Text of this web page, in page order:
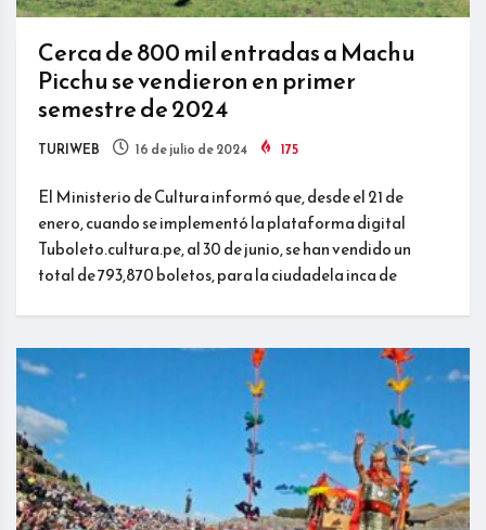
Cerca de 800 mil entradas a Machu
Picchu se vendieron en primer
semestre de 2024
TURIWEB 16 de julio de 2024 175
El Ministerio de Cultura informó que, desde el 21 de
enero, cuando se implementó la plataforma digital
Tuboleto.cultura.pe, al 30 de junio, se han vendido un
total de 793,870 boletos, para la ciudadela inca de